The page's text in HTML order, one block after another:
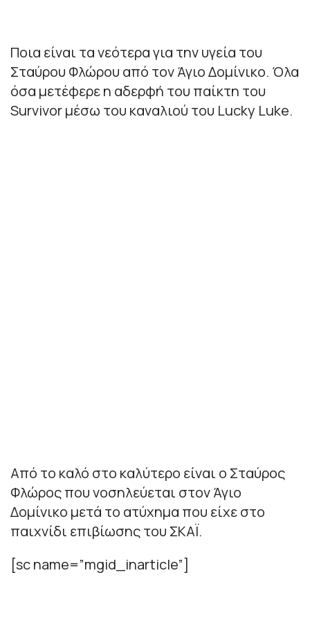
Ποια είναι τα νεότερα για την υγεία του
Σταύρου Φλώρου από τον Άγιο Δομίνικο. Όλα
όσα μετέφερε η αδερφή του παίκτη του
Survivor μέσω του καναλιού του Lucky Luke.
Από το καλό στο καλύτερο είναι ο Σταύρος
Φλώρος που νοσηλεύεται στον Άγιο
Δομίνικο μετά το ατύχημα που είχε στο
παιχνίδι επιβίωσης του ΣΚΑΪ.
[sc name=”mgid_inarticle”]